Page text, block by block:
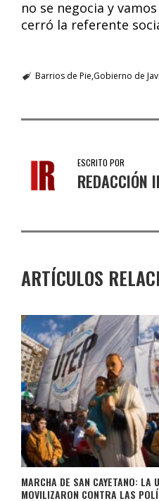
no se negocia y
cerró la referente
Barrios de Pie Gobierno de
ESCRITO POR
REDACCIÓN
ARTÍCULOS
MARCHA DE SAN CAYETANO: LA
MOVILIZARON CONTRA LAS